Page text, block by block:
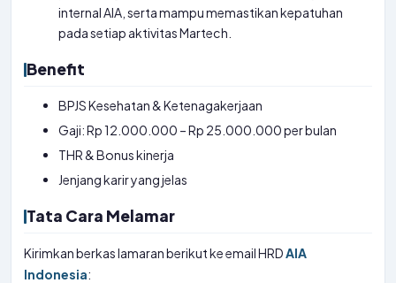
internal AIA, serta mampu memastikan kepatuhan
pada setiap aktivitas Martech.
Benefit
BPJS Kesehatan & Ketenagakerjaan
Gaji: Rp 12.000.000 – Rp 25.000.000 per bulan
THR & Bonus kinerja
Jenjang karir yang jelas
Tata Cara Melamar
Kirimkan berkas lamaran berikut ke email HRDAIA
Indonesia: